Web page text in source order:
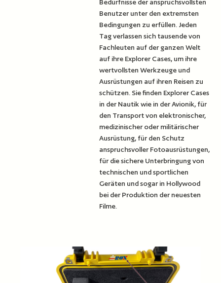
Bedürfnisse der anspruchsvollsten
Benutzer unter den extremsten
Bedingungen zu erfüllen. Jeden
Tag verlassen sich tausende von
Fachleuten auf der ganzen Welt
auf ihre Explorer Cases, um ihre
wertvollsten Werkzeuge und
Ausrüstungen auf ihren Reisen zu
schützen. Sie finden Explorer Cases
in der Nautik wie in der Avionik, für
den Transport von elektronischer,
medizinischer oder militärischer
Ausrüstung, für den Schutz
anspruchsvoller Fotoausrüstungen,
für die sichere Unterbringung von
technischen und sportlichen
Geräten und sogar in Hollywood
bei der Produktion der neuesten
Filme.